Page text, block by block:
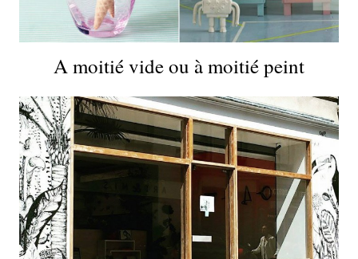
A moitié vide ou à moitié peint